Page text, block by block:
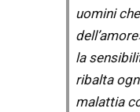
uomini
la
ribalta
malattia